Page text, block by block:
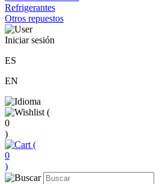
Refrigerantes
Otros repuestos
Iniciar sesión
ES
EN
(
0
)
(
0
)